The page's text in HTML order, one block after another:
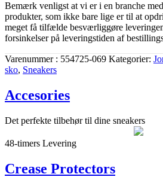
Bemærk venligst at vi er i en branche
produkter, som ikke bare lige er til at
meget få tilfælde besværliggøre
forsinkelser på leveringstiden af
Varenummer 554725-069 Kategorier
sko, Sneakers
Accesories
Det perfekte tilbehør til dine sneakers
48-timers Levering
Crease Protectors